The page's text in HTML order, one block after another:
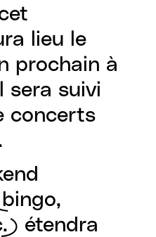
lieu le
prochain à
sera suivi
concerts
étendra